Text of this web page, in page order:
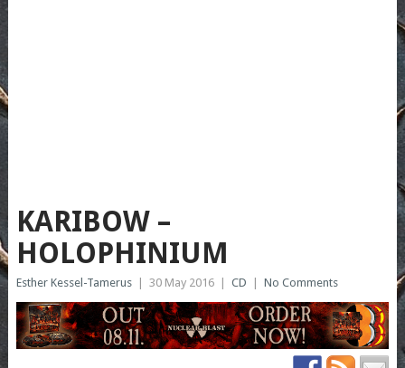
KARIBOW –
HOLOPHINIUM
Esther Kessel-Tamerus 30 May 2016 CD No Comments